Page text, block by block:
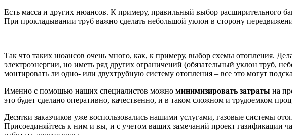
Есть масса и других нюансов. К примеру, правильный выбор расширительного
При прокладывании труб важно сделать небольшой уклон в сторону
Так что таких нюансов очень много, как, к примеру, выбор схемы отопления.
электроэнергии, но иметь ряд других ограничений (обязательный уклон труб,
монтировать ли одно- или двухтрубную систему отопления – все это могут
Именно с помощью наших специалистов можно минимизировать затраты на
это будет сделано оперативно, качественно, и в таком сложном и трудоемком
Десятки заказчиков уже воспользовались нашими услугами, газовые системы
Присоединяйтесь к ним и вы, и с учетом ваших замечаний проект газификации